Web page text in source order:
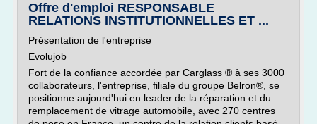
Offre d'emploi RESPONSABLE
RELATIONS INSTITUTIONNELLES ET ...
Présentation de l'entreprise
Evolujob
Fort de la confiance accordée par Carglass ® à ses 3000
collaborateurs, l'entreprise, filiale du groupe Belron®, se
positionne aujourd'hui en leader de la réparation et du
remplacement de vitrage automobile, avec 270 centres